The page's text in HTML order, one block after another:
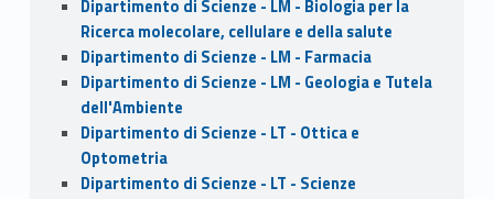
Dipartimento di Scienze - LM - Biologia per la
Ricerca molecolare, cellulare e della salute
Dipartimento di Scienze - LM - Farmacia
Dipartimento di Scienze - LM - Geologia e Tutela
dell'Ambiente
Dipartimento di Scienze - LT - Ottica e
Optometria
Dipartimento di Scienze - LT - Scienze